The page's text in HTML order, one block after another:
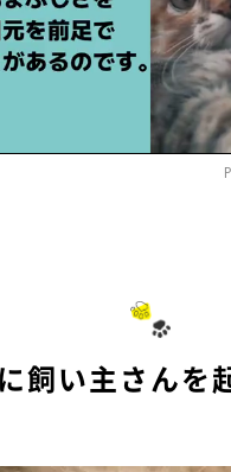
飼い主さんを